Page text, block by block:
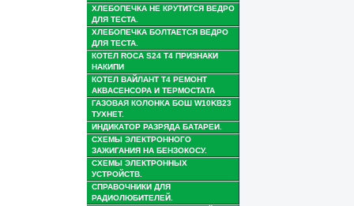
ХЛЕБОПЕЧКА НЕ КРУТИТСЯ ВЕДРО
ДЛЯ ТЕСТА.
ХЛЕБОПЕЧКА БОЛТАЕТСЯ ВЕДРО
ДЛЯ ТЕСТА.
КОТЕЛ ROCA S24 Т4 ПРИЗНАКИ
НАКИПИ
КОТЕЛ ВАЙЛАНТ Т4 РЕМОНТ
АКВАСЕНСОРА И ТЕРМОСТАТА
ГАЗОВАЯ КОЛОНКА БОШ W10KB23
ТУХНЕТ.
ИНДИКАТОР РАЗРЯДА БАТАРЕИ.
СХЕМЫ ЭЛЕКТРОННОГО
ЗАЖИГАНИЯ НА БЕНЗОКОСУ.
СХЕМЫ ЭЛЕКТРОННЫХ
УСТРОЙСТВ.
СПРАВОЧНИКИ ДЛЯ
РАДИОЛЮБИТЕЛЕЙ.